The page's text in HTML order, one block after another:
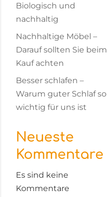
Biologisch und
nachhaltig
Nachhaltige Möbel –
Darauf sollten Sie beim
Kauf achten
Besser schlafen –
Warum guter Schlaf so
wichtig für uns ist
Neueste
Kommentare
Es sind keine
Kommentare